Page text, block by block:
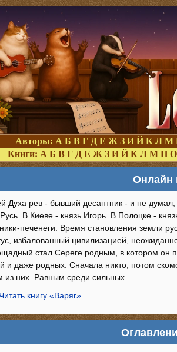
Авторы: А Б В Г Д Е Ж З И Й К Л М
Книги: А Б В Г Д Е Ж З И Й К Л М Н О
Онлайн
Духа рев - бывший десантник - и не думал,
В Киеве - князь Игорь. В Полоцке -
печенеги. Время становления земли
избалованный цивилизацией,
стал Сереге родным, в котором он
и даже родных. Сначала никто, потом
из них. Равным среди сильных.
Читать книгу «Варяг»